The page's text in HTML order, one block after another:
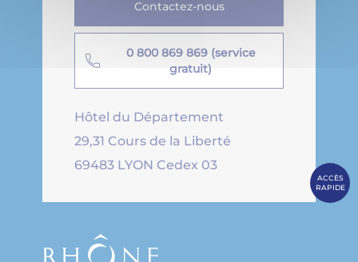
ACCÈS
RAPIDE
Contactez-nous
0 800 869 869 (service
gratuit)
Hôtel du Département
29,31 Cours de la Liberté
69483 LYON Cedex 03